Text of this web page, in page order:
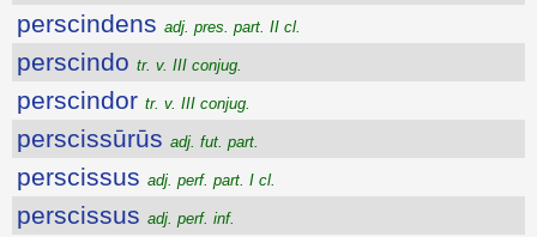
perscindens adj. pres. part. II cl.
perscindo tr. v. III conjug.
perscindor tr. v. III conjug.
perscissūrūs adj. fut. part.
perscissus adj. perf. part. I cl.
perscissus adj. perf. inf.